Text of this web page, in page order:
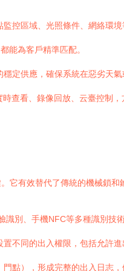
控區域、光照條件、網絡環
能為客戶精準匹配。
定供應，確保系統在惡劣天氣
查看、錄像回放、云臺控制
它有效替代了傳統的機械鎖
別、手機NFC等多種識別技
不同的出入權限，包括允許
點），形成完整的出入日志